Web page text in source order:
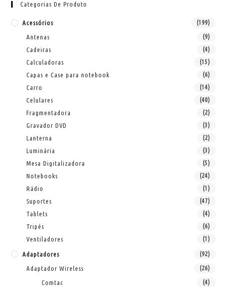
Categorias De Produto
Acessórios (199)
Antenas (9)
Cadeiras (4)
Calculadoras (15)
Capas e Case para notebook (6)
Carro (14)
Celulares (40)
Fragmentadora (2)
Gravador DVD (3)
Lanterna (2)
Luminária (3)
Mesa Digitalizadora (5)
Notebooks (24)
Rádio (1)
Suportes (47)
Tablets (4)
Tripés (6)
Ventiladores (1)
Adaptadores (92)
Adaptador Wireless (26)
Comtac (4)